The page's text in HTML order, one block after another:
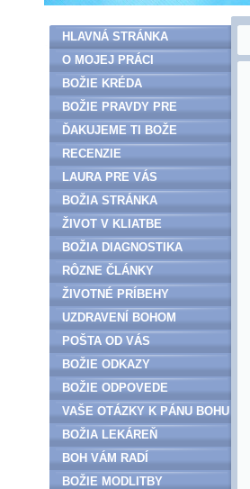
HLAVNÁ STRÁNKA
O MOJEJ PRÁCI
BOŽIE KRÉDA
BOŽIE PRAVDY PRE
ĽUDSTVO
ĎAKUJEME TI BOŽE
RECENZIE
LAURA PRE VÁS
BOŽIA STRÁNKA
ŽIVOT V KLIATBE
BOŽIA DIAGNOSTIKA
RÔZNE ČLÁNKY
ŽIVOTNÉ PRÍBEHY
UZDRAVENÍ BOHOM
POŠTA OD VÁS
BOŽIE ODKAZY
BOŽIE ODPOVEDE
VAŠE OTÁZKY K PÁNU BOHU
BOŽIA LEKÁREŇ
BOH VÁM RADÍ
BOŽIE MODLITBY